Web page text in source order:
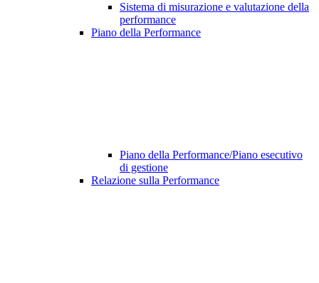
Sistema di misurazione e valutazione della
performance
Piano della Performance
Piano della Performance/Piano esecutivo
di gestione
Relazione sulla Performance